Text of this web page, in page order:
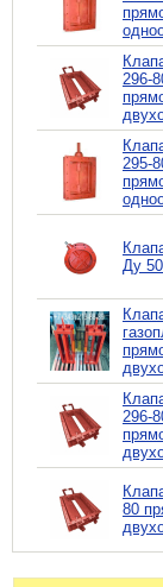
296-
295-
Ду
296-
80